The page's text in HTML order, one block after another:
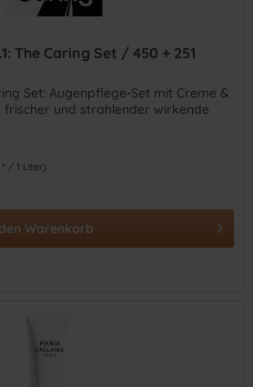
The Caring Set / 450 + 251
Set: Augenpflege-Set mit Creme &
und strahlender wirkende
/ 1 Liter)
Warenkorb